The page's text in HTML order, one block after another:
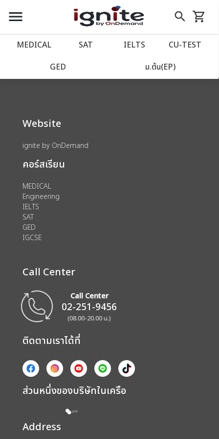
close
account_balance หน้าแรก
เว็บไซต์อิกไนท์
import_contacts วางแผนการเรียน
account_circle เข้าสู่ระบบ
assignment ลงทะเบียน
menu search
Skip
to
shopping_cart
รถเข็น
MEDICAL SAT IELTS CU‑TEST
GED ม.ต้น(EP)
We could not find anything for 80002021
Website
ignite by OnDemand
คอร์สเรียน
MEDICAL
Engineering
IELTS
SAT
GED
IGCSE
Call Center
Call Center
02-251-9456
(08.00-20.00 น.)
ติดตามเราได้ที่
ส่วนหนึ่งของบริษัทในเครือ
Address